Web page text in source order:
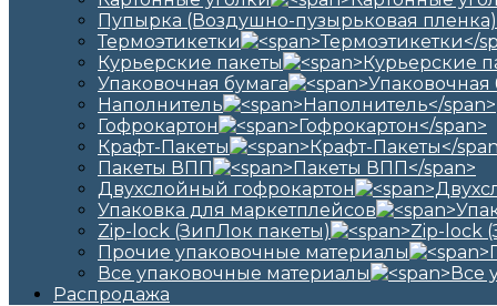
Пупырка (Воздушно-пузырьковая пленка)
Термоэтикетки
Курьерские пакеты
Упаковочная бумага
Наполнитель
Гофрокартон
Крафт-Пакеты
Пакеты ВПП
Двухслойный гофрокартон
Упаковка для маркетплейсов
Zip-lock (ЗипЛок пакеты)
Прочие упаковочные материалы
Все упаковочные материалы
Распродажа